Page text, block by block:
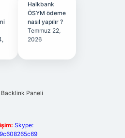
Halkbank
ÖSYM ödeme
nasıl yapılır ?
Temmuz 22,
2026
Skype: